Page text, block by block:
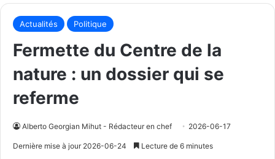
Actualités Politique
Fermette du Centre de la
nature : un dossier qui se
referme
Alberto Georgian Mihut - Rédacteur en chef 2026-06-17
Dernière mise à jour 2026-06-24 Lecture de 6 minutes